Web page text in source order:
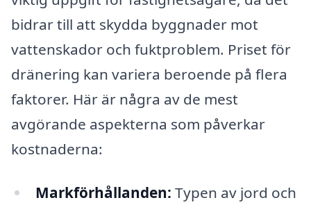
bidrar till att skydda byggnader mot
vattenskador och fuktproblem. Priset för
dränering kan variera beroende på flera
faktorer. Här är några av de mest
avgörande aspekterna som påverkar
kostnaderna:
Markförhållanden: Typen av jord och